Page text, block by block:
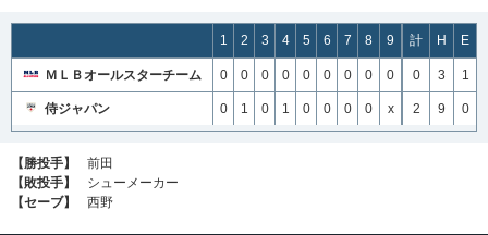
1 2 3 4 5 6 7 8 9 計 H E
ＭＬＢオールスターチーム 0 0 0 0 0 0 0 0 0 0 3 1
侍ジャパン 0 1 0 1 0 0 0 0 x 2 9 0
【勝投手】
前田
【敗投手】
シューメーカー
【セーブ】
西野